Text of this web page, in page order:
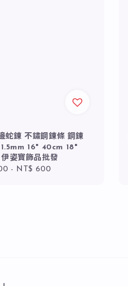
蛇鍊 不鏽鋼鍊條 鋼鍊
16" 40cm 18"
姿寶飾品批發
- NT$ 600